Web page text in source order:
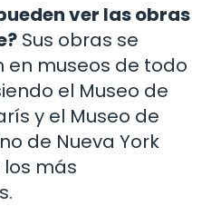
ver las obras
Sus obras se
en museos de todo
el Museo de
y el Museo de
de Nueva York
más